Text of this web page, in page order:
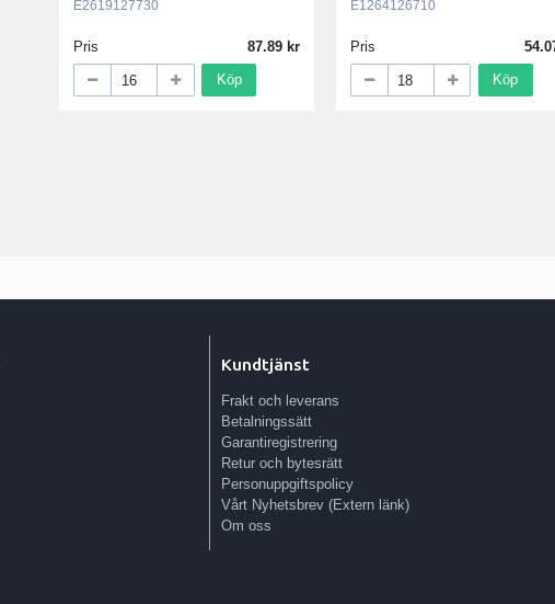
E2619127730
Pris 87.89
Köp
E1264126710
Pris
Köp
Kundtjänst
Frakt och leverans
Betalningssätt
Garantiregistrering
Retur och bytesrätt
Personuppgiftspolicy
Vårt Nyhetsbrev (Extern länk)
Om oss